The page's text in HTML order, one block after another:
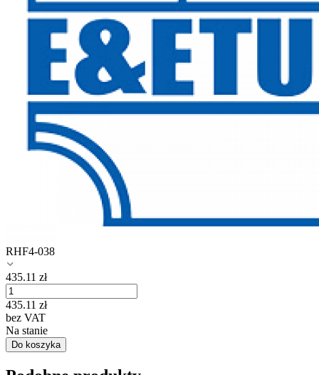
RHF4-038
435.11 zł
435.11 zł
bez VAT
Na stanie
Do koszyka